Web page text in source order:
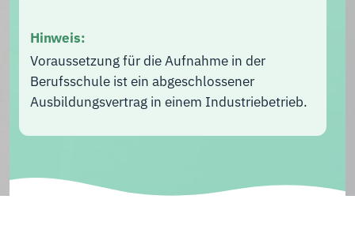
Hinweis:
Voraussetzung für die Aufnahme in der
Berufsschule ist ein abgeschlossener
Ausbildungsvertrag in einem Industriebetrieb.